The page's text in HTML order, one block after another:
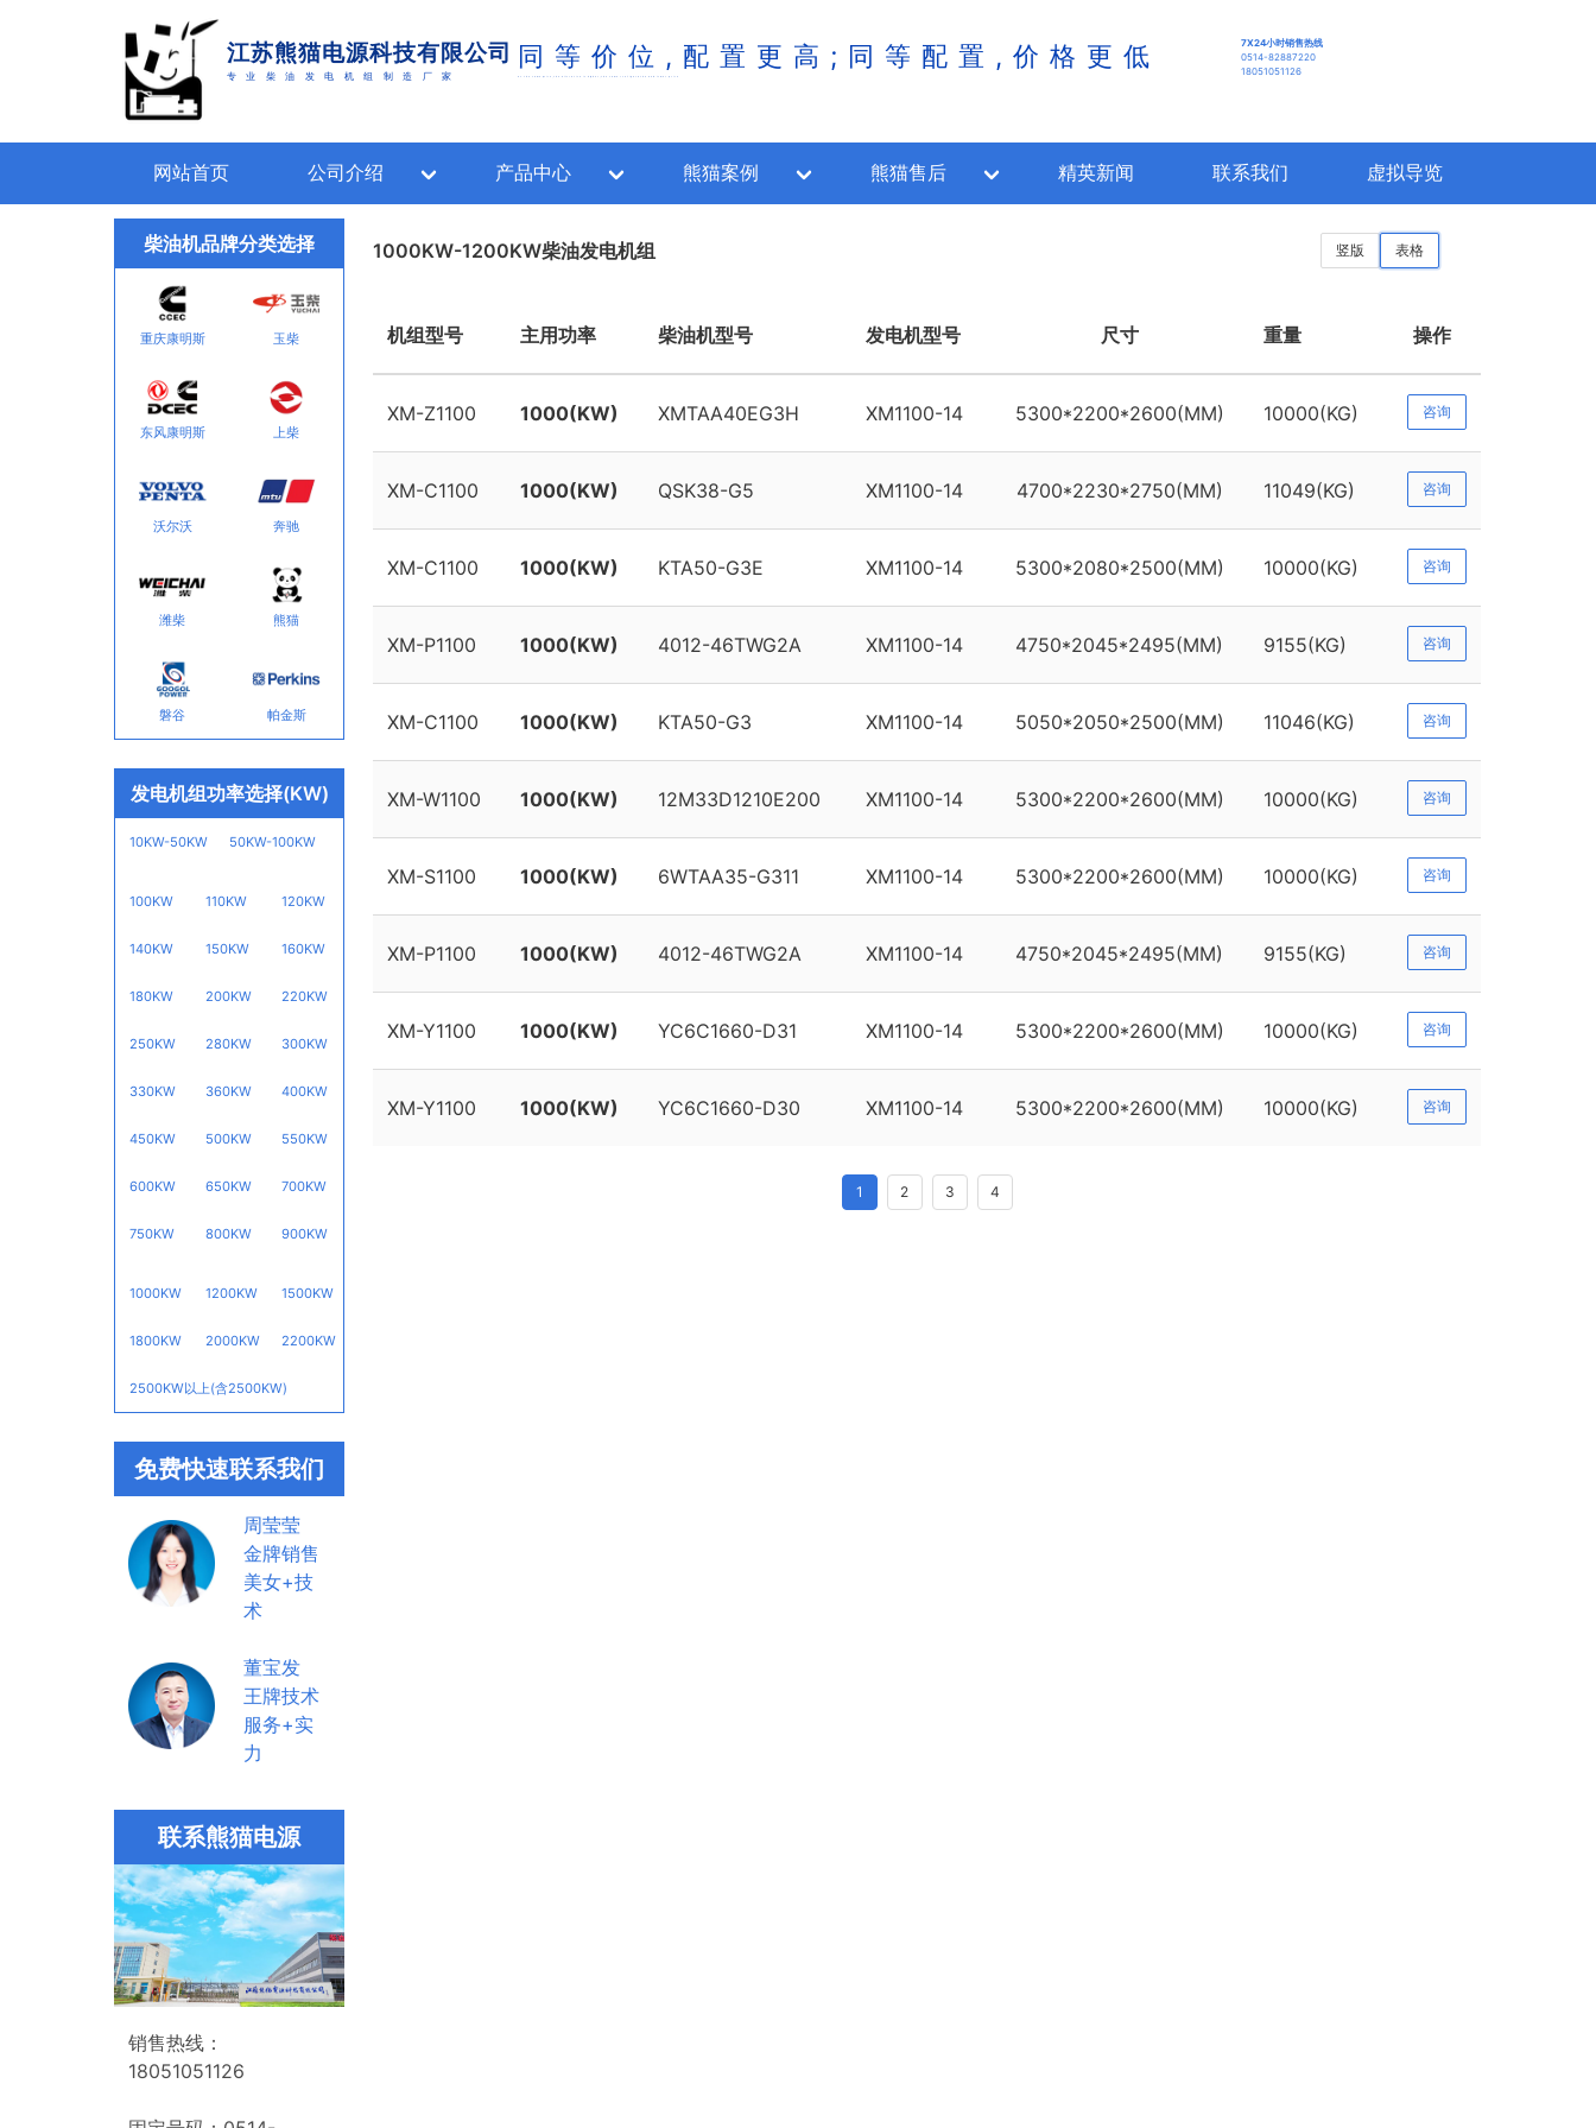
江苏熊猫电源科技有限公司
专业柴油发电机组制造厂家
同等价位,配置更高;同等配置,价格更低
7X24小时销售热线
0514-82887220
18051051126
网站首页 公司介绍 产品中心 熊猫案例 熊猫售后 精英新闻 联系我们 虚拟导览
柴油机品牌分类选择
重庆康明斯 玉柴
东风康明斯 上柴
沃尔沃 奔驰
潍柴 熊猫
磐谷 帕金斯
发电机组功率选择(KW)
10KW-50KW 50KW-100KW
100KW 110KW 120KW
140KW 150KW 160KW
180KW 200KW 220KW
250KW 280KW 300KW
330KW 360KW 400KW
450KW 500KW 550KW
600KW 650KW 700KW
750KW 800KW 900KW
1000KW 1200KW 1500KW
1800KW 2000KW 2200KW
2500KW以上(含2500KW)
免费快速联系我们
周莹莹
金牌销售
美女+技
术
董宝发
王牌技术
服务+实
力
联系熊猫电源
销售热线：
18051051126
1000KW-1200KW柴油发电机组 竖版 表格
机组型号 主用功率 柴油机型号 发电机型号 尺寸 重量 操作
XM-Z1100 1000(KW) XMTAA40EG3H XM1100-14 5300*2200*2600(MM) 10000(KG) 咨询
XM-C1100 1000(KW) QSK38-G5 XM1100-14 4700*2230*2750(MM) 11049(KG) 咨询
XM-C1100 1000(KW) KTA50-G3E XM1100-14 5300*2080*2500(MM) 10000(KG) 咨询
XM-P1100 1000(KW) 4012-46TWG2A XM1100-14 4750*2045*2495(MM) 9155(KG) 咨询
XM-C1100 1000(KW) KTA50-G3 XM1100-14 5050*2050*2500(MM) 11046(KG) 咨询
XM-W1100 1000(KW) 12M33D1210E200 XM1100-14 5300*2200*2600(MM) 10000(KG) 咨询
XM-S1100 1000(KW) 6WTAA35-G311 XM1100-14 5300*2200*2600(MM) 10000(KG) 咨询
XM-P1100 1000(KW) 4012-46TWG2A XM1100-14 4750*2045*2495(MM) 9155(KG) 咨询
XM-Y1100 1000(KW) YC6C1660-D31 XM1100-14 5300*2200*2600(MM) 10000(KG) 咨询
XM-Y1100 1000(KW) YC6C1660-D30 XM1100-14 5300*2200*2600(MM) 10000(KG) 咨询
1 2 3 4